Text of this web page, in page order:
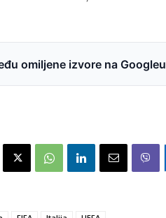
omiljene izvore na Googleu